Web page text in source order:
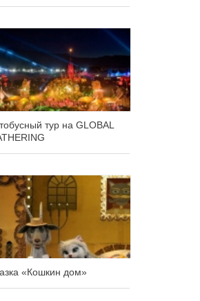
тур на GLOBAL
«Кошкин дом»